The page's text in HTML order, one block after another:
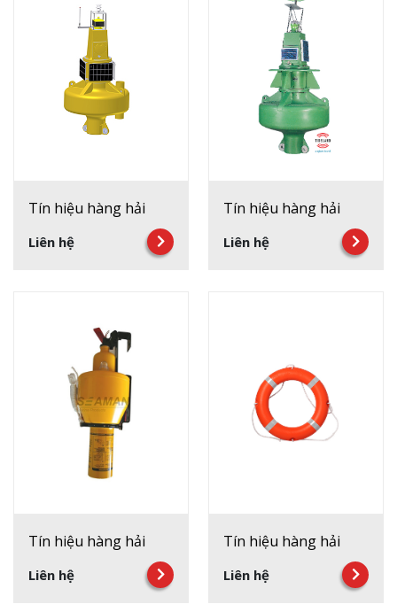
Tín hiệu hàng hải
Liên hệ
Tín hiệu hàng hải
Liên hệ
Tín hiệu hàng hải
Liên hệ
Tín hiệu hàng hải
Liên hệ